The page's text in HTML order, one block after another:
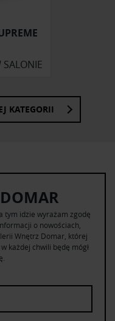
SALONIE
KATEGORII
tym idzie wyrażam zgodę
o nowościach,
Wnętrz Domar, której
każdej chwili będę mógł